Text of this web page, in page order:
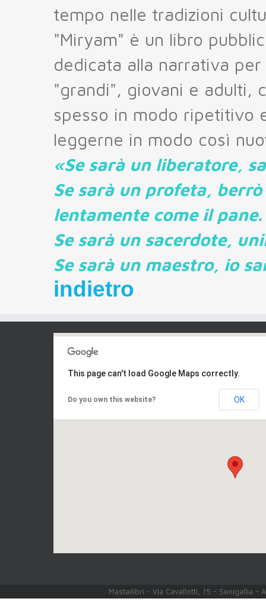
tempo nelle tradizioni
"Miryam" è un libro
dedicata alla narrativa
"grandi", giovani e adulti,
spesso in modo ripetitivo
leggerne in modo così
«Se sarà un liberatore,
Se sarà un profeta,
lentamente come il pane.
Se sarà un sacerdote,
Se sarà un maestro, io
indietro
This page can't load Google Maps correctly.
Do you own this website? OK
Mastailibri - Via Cavallotti, 15 - Senigallia -